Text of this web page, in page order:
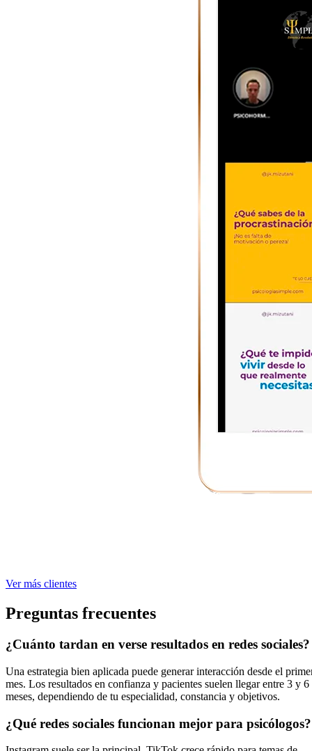
Ver más clientes
Preguntas frecuentes
¿Cuánto tardan en verse resultados en redes sociales?
Una estrategia bien aplicada puede generar interacción desde el
mes. Los resultados en confianza y pacientes suelen llegar entre 3 y 6
meses, dependiendo de tu especialidad, constancia y objetivos.
¿Qué redes sociales funcionan mejor para psicólogos?